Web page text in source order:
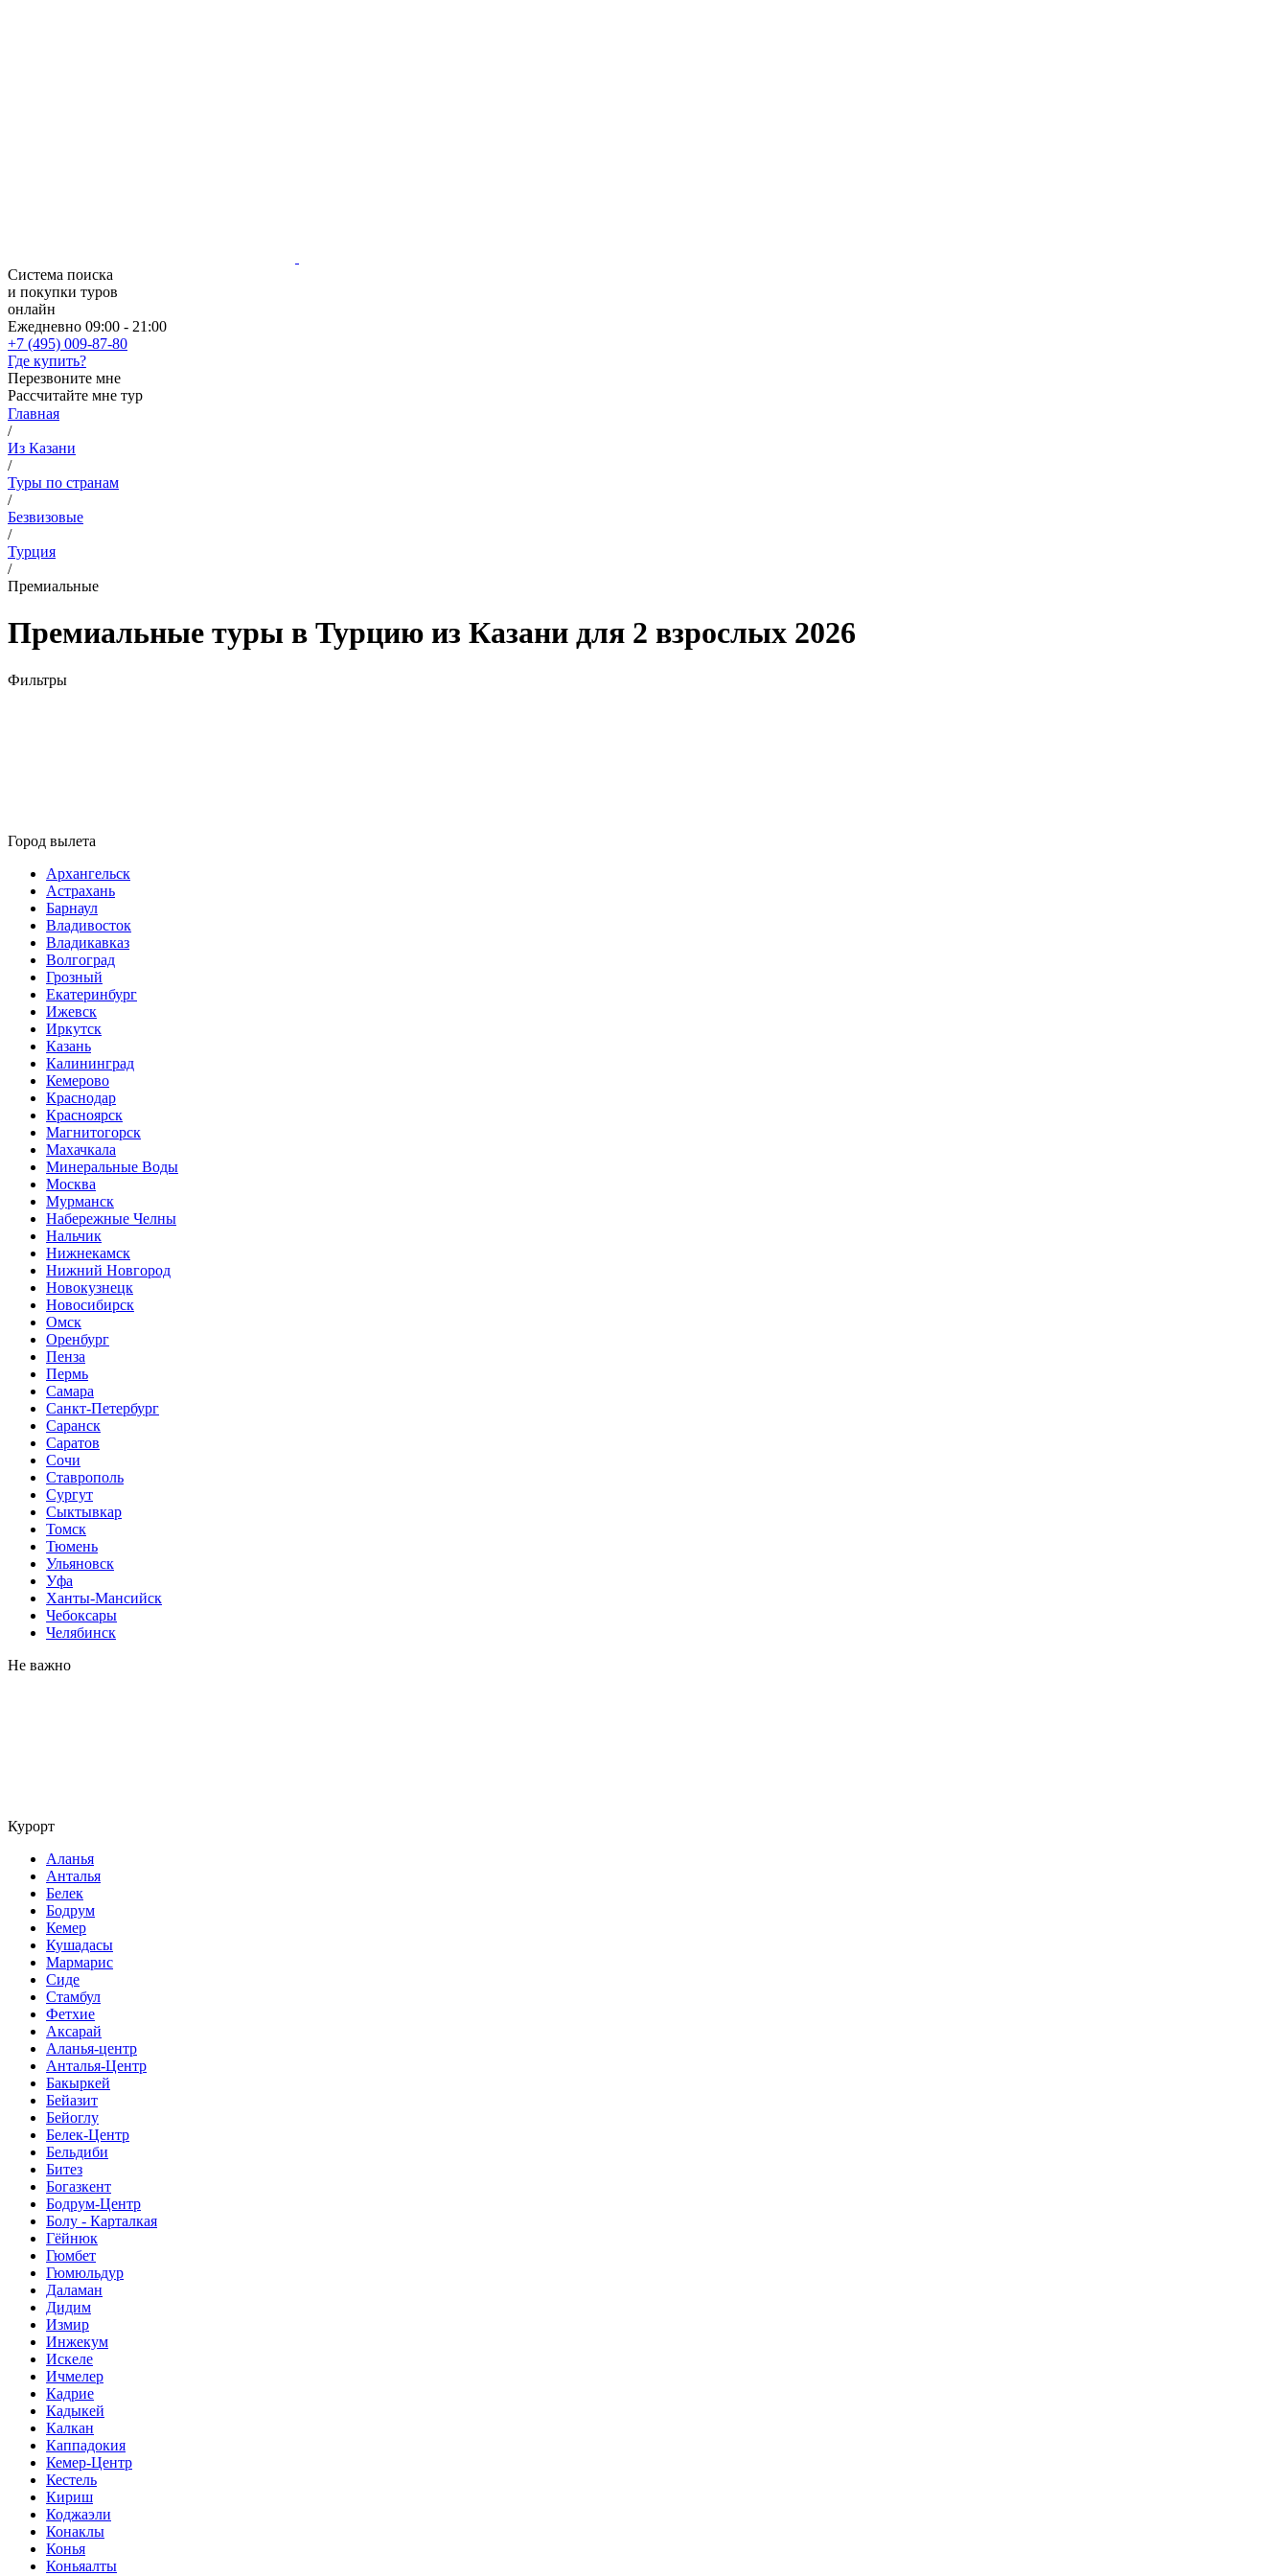
Система поиска
и покупки туров
онлайн
Ежедневно 09:00 - 21:00
+7 (495) 009-87-80
Где купить?
Перезвоните мне
Рассчитайте мне тур
Главная
/
Из Казани
/
Туры по странам
/
Безвизовые
/
Турция
/
Премиальные
Премиальные туры в Турцию из Казани для 2 взрослых 2026
Фильтры
Город вылета
Архангельск
Астрахань
Барнаул
Владивосток
Владикавказ
Волгоград
Грозный
Екатеринбург
Ижевск
Иркутск
Казань
Калининград
Кемерово
Краснодар
Красноярск
Магнитогорск
Махачкала
Минеральные Воды
Москва
Мурманск
Набережные Челны
Нальчик
Нижнекамск
Нижний Новгород
Новокузнецк
Новосибирск
Омск
Оренбург
Пенза
Пермь
Самара
Санкт-Петербург
Саранск
Саратов
Сочи
Ставрополь
Сургут
Сыктывкар
Томск
Тюмень
Ульяновск
Уфа
Ханты-Мансийск
Чебоксары
Челябинск
Не важно
Курорт
Аланья
Анталья
Белек
Бодрум
Кемер
Кушадасы
Мармарис
Сиде
Стамбул
Фетхие
Аксарай
Аланья-центр
Анталья-Центр
Бакыркей
Бейазит
Бейоглу
Белек-Центр
Бельдиби
Битез
Богазкент
Бодрум-Центр
Болу - Карталкая
Гёйнюк
Гюмбет
Гюмюльдур
Даламан
Дидим
Измир
Инжекум
Искеле
Ичмелер
Кадрие
Кадыкей
Калкан
Каппадокия
Кемер-Центр
Кестель
Кириш
Коджаэли
Конаклы
Конья
Коньяалты